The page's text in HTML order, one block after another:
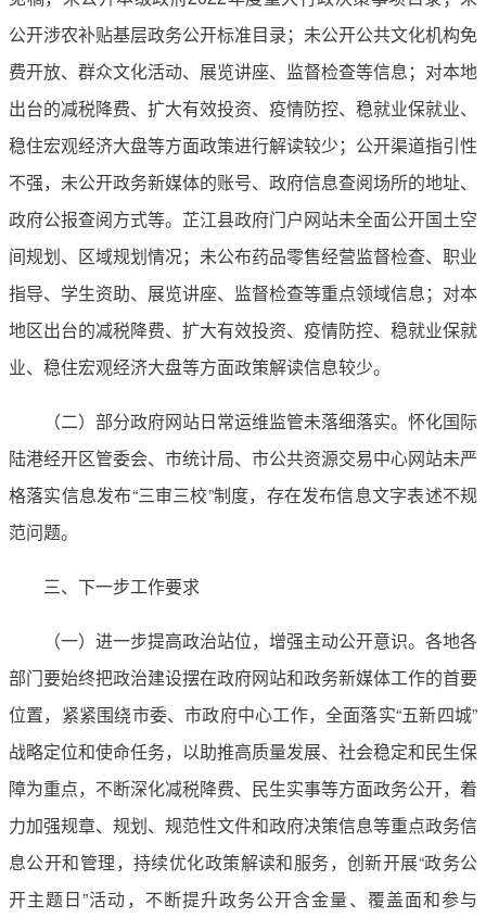
公开涉农补贴基层政务公开标准目录；未公开公共文化机构免
费开放、群众文化活动、展览讲座、监督检查等信息；对本地
出台的减税降费、扩大有效投资、疫情防控、稳就业保就业、
稳住宏观经济大盘等方面政策进行解读较少；公开渠道指引性
不强，未公开政务新媒体的账号、政府信息查阅场所的地址、
政府公报查阅方式等。芷江县政府门户网站未全面公开国土空
间规划、区域规划情况；未公布药品零售经营监督检查、职业
指导、学生资助、展览讲座、监督检查等重点领域信息；对本
地区出台的减税降费、扩大有效投资、疫情防控、稳就业保就
业、稳住宏观经济大盘等方面政策解读信息较少。
（二）部分政府网站日常运维监管未落细落实。怀化国际
陆港经开区管委会、市统计局、市公共资源交易中心网站未严
格落实信息发布“三审三校”制度，存在发布信息文字表述不规
范问题。
三、下一步工作要求
（一）进一步提高政治站位，增强主动公开意识。各地各
部门要始终把政治建设摆在政府网站和政务新媒体工作的首要
位置，紧紧围绕市委、市政府中心工作，全面落实“五新四城”
战略定位和使命任务，以助推高质量发展、社会稳定和民生保
障为重点，不断深化减税降费、民生实事等方面政务公开，着
力加强规章、规划、规范性文件和政府决策信息等重点政务信
息公开和管理，持续优化政策解读和服务，创新开展“政务公
开主题日”活动，不断提升政务公开含金量、覆盖面和参与